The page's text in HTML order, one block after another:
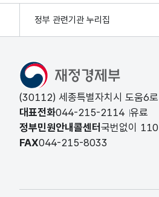
정부 관련기관 누리집
(30112) 세종특별자치시 도움6
대표전화044-215-2114 유료
정부민원안내콜센터 국번없이 110
FAX044-215-8033